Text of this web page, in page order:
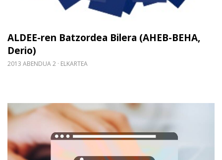
ALDEE-ren Batzordea Bilera (AHEB-BEHA,
Derio)
2013 ABENDUA 2 ELKARTEA
Gehiago irakurri: Bazkide Eremura sartzeko